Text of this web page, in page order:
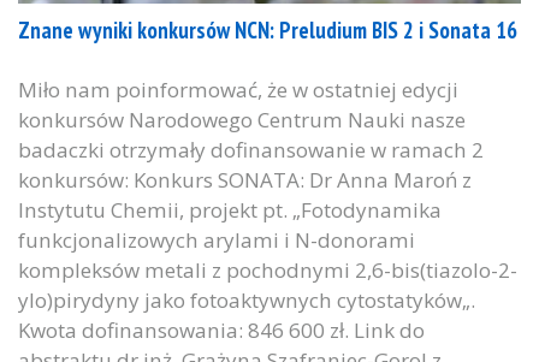
Znane wyniki konkursów NCN: Preludium BIS 2 i Sonata 16
Miło nam poinformować, że w ostatniej edycji
konkursów Narodowego Centrum Nauki nasze
badaczki otrzymały dofinansowanie w ramach 2
konkursów: Konkurs SONATA: Dr Anna Maroń z
Instytutu Chemii, projekt pt. „Fotodynamika
funkcjonalizowych arylami i N-donorami
kompleksów metali z pochodnymi 2,6-bis(tiazolo-2-
ylo)pirydyny jako fotoaktywnych cytostatyków„.
Kwota dofinansowania: 846 600 zł. Link do